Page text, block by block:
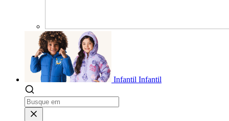
Infantil Infantil